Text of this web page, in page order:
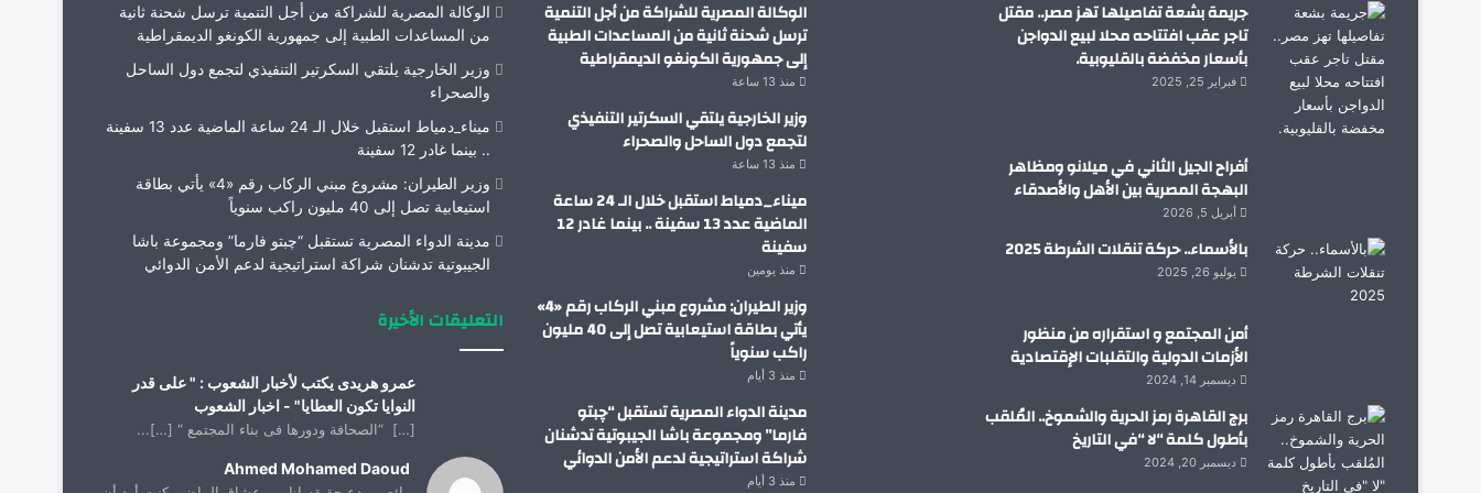
جريمة بشعة تفاصيلها تهز مصر.. مقتل
تاجر عقب افتتاحه محلا لبيع الدواجن
بأسعار مخفضة بالقليوبية.
فبراير 25, 2025
أفراح الجيل الثاني في ميلانو ومظاهر
البهجة المصرية بين الأهل والأصدقاء
أبريل 5, 2026
بالأسماء.. حركة تنقلات الشرطة 2025
يوليو 26, 2025
أمن المجتمع و استقراره من منظور
الأزمات الدولية والتقلبات الإقتصادية
ديسمبر 14, 2024
برج القاهرة رمز الحرية والشموخ.. المُلقب
بأطول كلمة “لا “في التاريخ
ديسمبر 20, 2024
الوكالة المصرية للشراكة من أجل التنمية
ترسل شحنة ثانية من المساعدات الطبية
إلى جمهورية الكونغو الديمقراطية
منذ 13 ساعة
وزير الخارجية يلتقي السكرتير التنفيذي
لتجمع دول الساحل والصحراء
منذ 13 ساعة
ميناء_دمياط استقبل خلال الـ 24 ساعة
الماضية عدد 13 سفينة .. بينما غادر 12
سفينة
منذ يومين
وزير الطيران: مشروع مبني الركاب رقم «4»
يأتي بطاقة استيعابية تصل إلى 40 مليون
راكب سنوياً
منذ 3 أيام
مدينة الدواء المصرية تستقبل “چبتو
فارما” ومجموعة باشا الجيبوتية تدشنان
شراكة استراتيجية لدعم الأمن الدوائي
منذ 3 أيام
الوكالة المصرية للشراكة من أجل التنمية ترسل شحنة ثانية
من المساعدات الطبية إلى جمهورية الكونغو الديمقراطية
وزير الخارجية يلتقي السكرتير التنفيذي لتجمع دول الساحل
والصحراء
ميناء_دمياط استقبل خلال الـ 24 ساعة الماضية عدد 13 سفينة
.. بينما غادر 12 سفينة
وزير الطيران: مشروع مبني الركاب رقم «4» يأتي بطاقة
استيعابية تصل إلى 40 مليون راكب سنوياً
مدينة الدواء المصرية تستقبل “چبتو فارما” ومجموعة باشا
الجيبوتية تدشنان شراكة استراتيجية لدعم الأمن الدوائي
التعليقات الأخيرة
عمرو هريدى يكتب لأخبار الشعوب : " على قدر
النوايا تكون العطايا" - اخبار الشعوب
[…] “الصحافة ودورها فى بناء المجتمع “ […]...
Ahmed Mohamed Daoud